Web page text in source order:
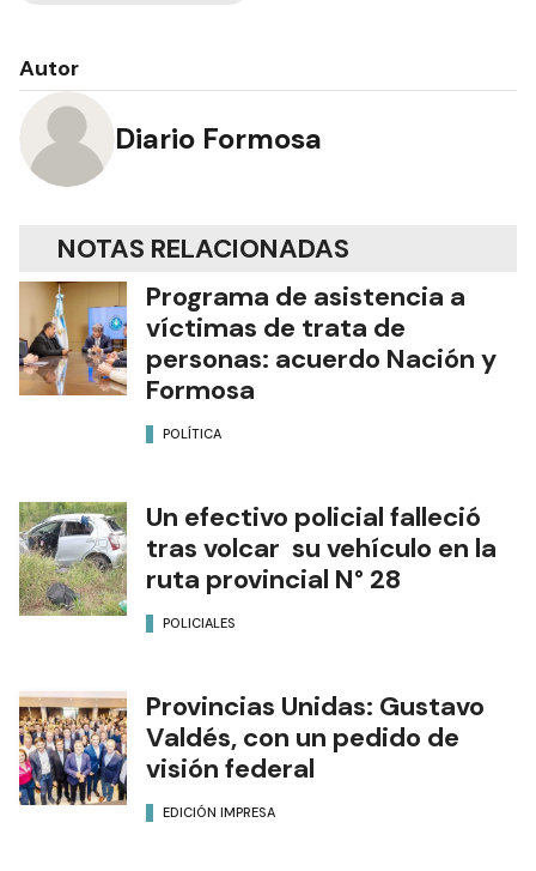
Autor
Diario Formosa
NOTAS RELACIONADAS
Programa de asistencia a
víctimas de trata de
personas: acuerdo Nación y
Formosa
POLÍTICA
Un efectivo policial falleció
tras volcar su vehículo en la
ruta provincial N° 28
POLICIALES
Provincias Unidas: Gustavo
Valdés, con un pedido de
visión federal
EDICIÓN IMPRESA